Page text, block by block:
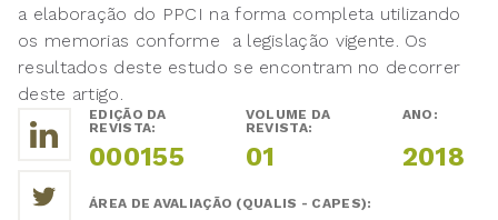
a elaboração do PPCI na forma completa utilizando
os memorias conforme a legislação vigente. Os
resultados deste estudo se encontram no decorrer
deste artigo.
EDIÇÃO DA
REVISTA:
000155
VOLUME DA
REVISTA:
01
ANO:
2018
ÁREA DE AVALIAÇÃO (QUALIS - CAPES):